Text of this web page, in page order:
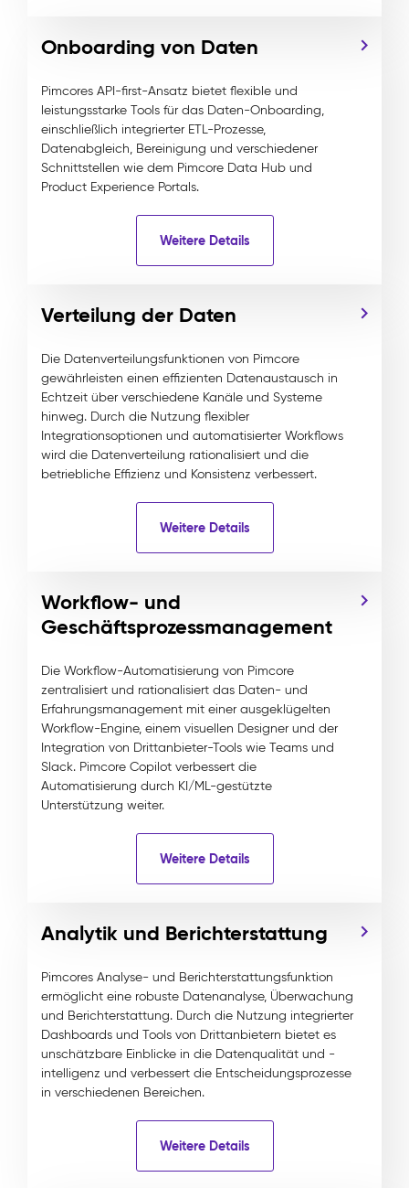
Onboarding von Daten
Pimcores API-first-Ansatz bietet flexible und
leistungsstarke Tools für das Daten-Onboarding,
einschließlich integrierter ETL-Prozesse,
Datenabgleich, Bereinigung und verschiedener
Schnittstellen wie dem Pimcore Data Hub und
Product Experience Portals.
Weitere Details
Verteilung der Daten
Die Datenverteilungsfunktionen von Pimcore
gewährleisten einen effizienten Datenaustausch in
Echtzeit über verschiedene Kanäle und Systeme
hinweg. Durch die Nutzung flexibler
Integrationsoptionen und automatisierter Workflows
wird die Datenverteilung rationalisiert und die
betriebliche Effizienz und Konsistenz verbessert.
Weitere Details
Workflow- und
Geschäftsprozessmanagement
Die Workflow-Automatisierung von Pimcore
zentralisiert und rationalisiert das Daten- und
Erfahrungsmanagement mit einer ausgeklügelten
Workflow-Engine, einem visuellen Designer und der
Integration von Drittanbieter-Tools wie Teams und
Slack. Pimcore Copilot verbessert die
Automatisierung durch KI/ML-gestützte
Unterstützung weiter.
Weitere Details
Analytik und Berichterstattung
Pimcores Analyse- und Berichterstattungsfunktion
ermöglicht eine robuste Datenanalyse, Überwachung
und Berichterstattung. Durch die Nutzung integrierter
Dashboards und Tools von Drittanbietern bietet es
unschätzbare Einblicke in die Datenqualität und -
intelligenz und verbessert die Entscheidungsprozesse
in verschiedenen Bereichen.
Weitere Details